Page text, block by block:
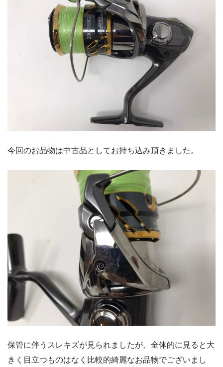
今回のお品物は中古品としてお持ち込み頂きました。
保管に伴うスレキズが見られましたが、全体的に見ると大
きく目立つものはなく比較的綺麗なお品物でございまし